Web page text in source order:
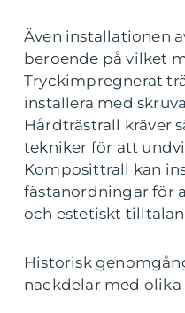
Även installationen
beroende på vilket
Tryckimpregnerat
installera med
Hårdträstrall kräver
tekniker för att
Komposittrall kan
fästanordningar för
och estetiskt
Historisk
nackdelar med